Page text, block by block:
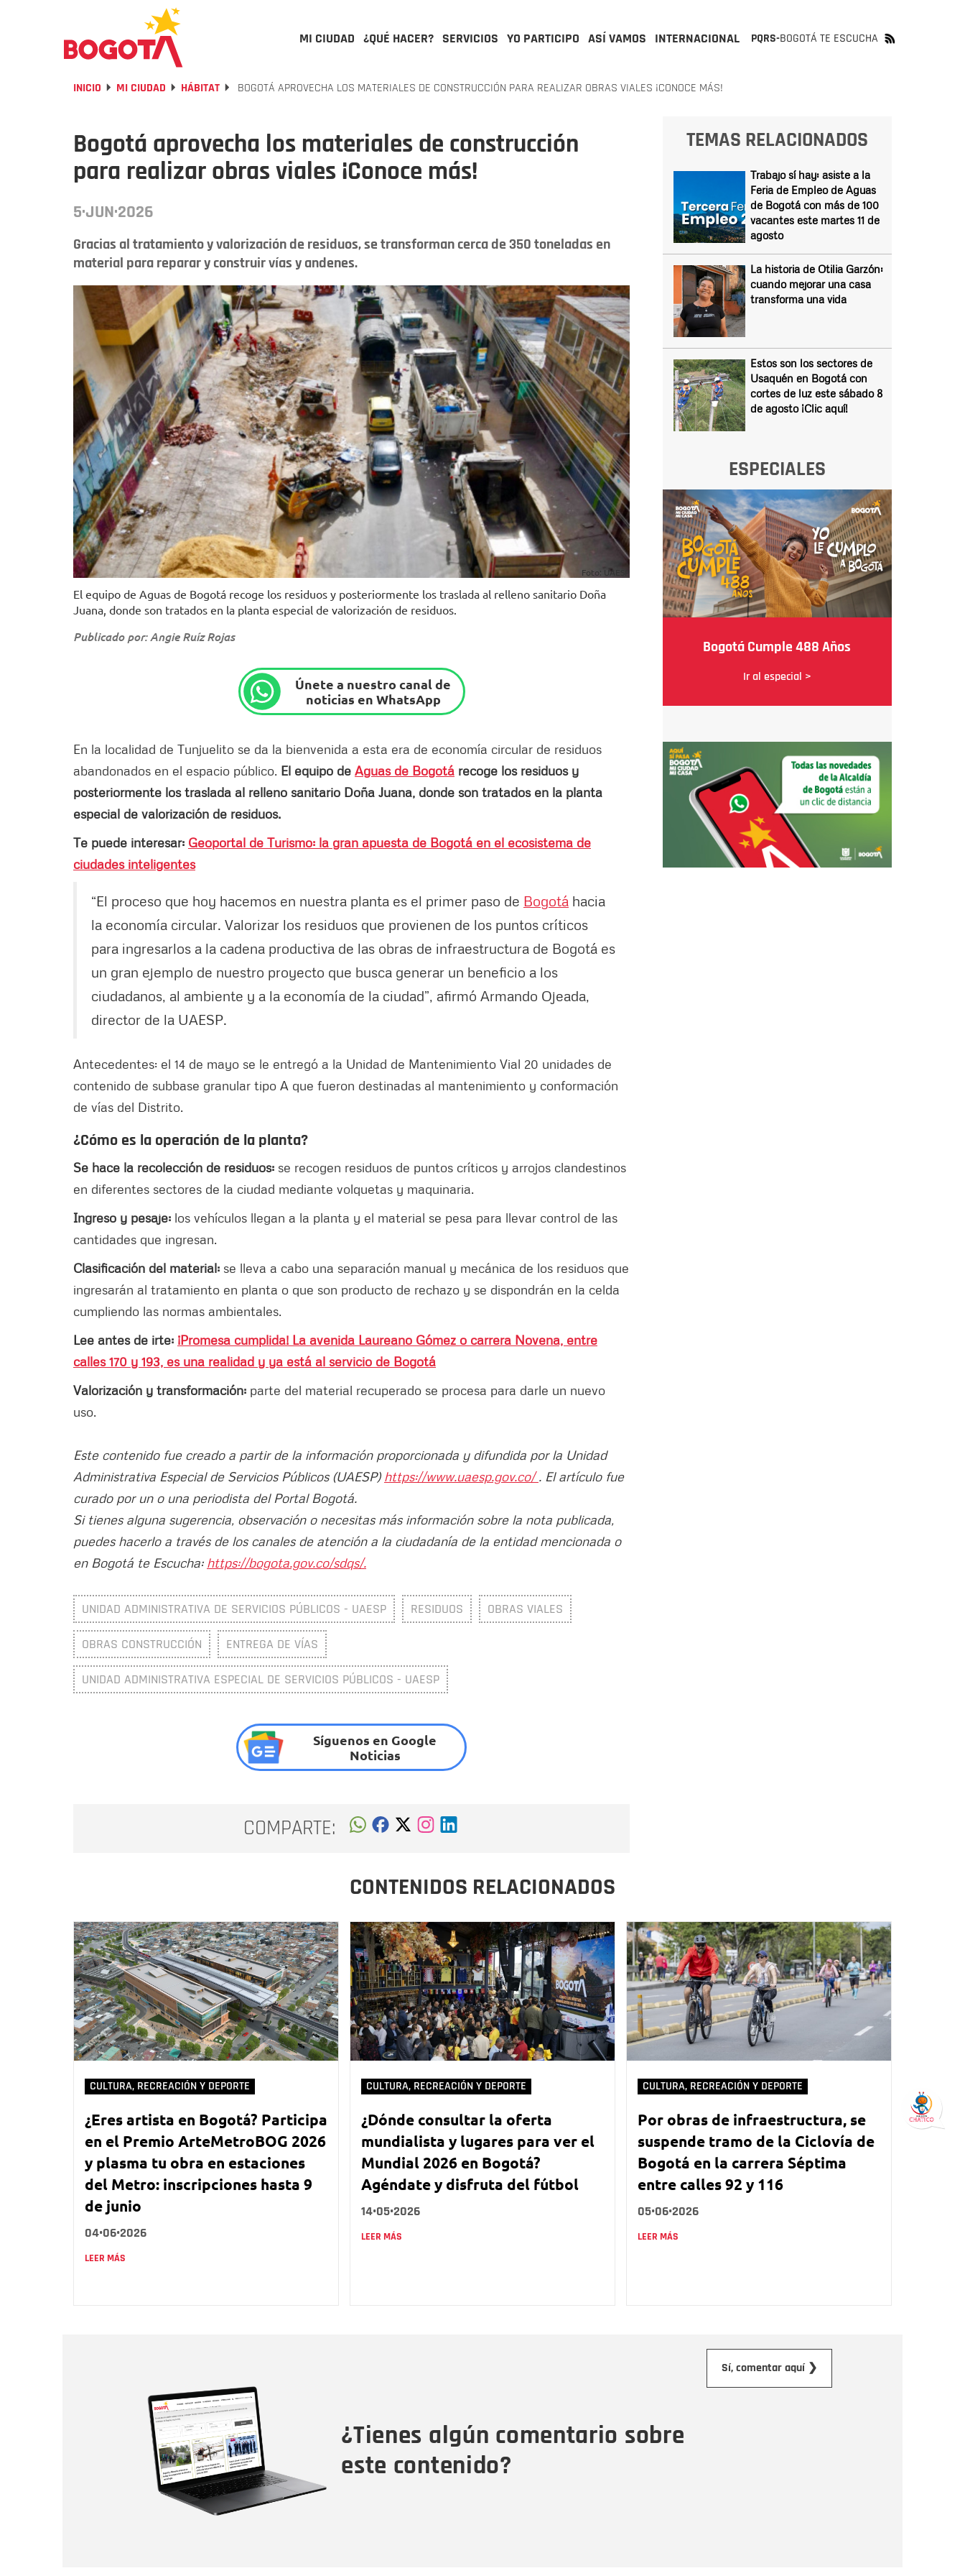
MI CIUDAD ¿QUÉ HACER? SERVICIOS YO PARTICIPO ASÍ VAMOS INTERNACIONAL PQRS-BOGOTÁ TE ESCUCHA
INICIO MI CIUDAD HÁBITAT BOGOTÁ APROVECHA LOS MATERIALES DE CONSTRUCCIÓN PARA REALIZAR OBRAS VIALES ¡CONOCE MÁS!
Bogotá aprovecha los materiales de construcción
para realizar obras viales ¡Conoce más!
5·JUN·2026
Gracias al tratamiento y valorización de residuos, se transforman cerca de 350 toneladas en
material para reparar y construir vías y andenes.
Foto: UAESP
El equipo de Aguas de Bogotá recoge los residuos y posteriormente los traslada al relleno sanitario Doña
Juana, donde son tratados en la planta especial de valorización de residuos.
Publicado por: Angie Ruíz Rojas
Únete a nuestro canal de
noticias en WhatsApp
En la localidad de Tunjuelito se da la bienvenida a esta era de economía circular de residuos
abandonados en el espacio público. El equipo de Aguas de Bogotá recoge los residuos y
posteriormente los traslada al relleno sanitario Doña Juana, donde son tratados en la planta
especial de valorización de residuos.
Te puede interesar: Geoportal de Turismo: la gran apuesta de Bogotá en el ecosistema de
ciudades inteligentes
“El proceso que hoy hacemos en nuestra planta es el primer paso de Bogotá hacia
la economía circular. Valorizar los residuos que provienen de los puntos críticos
para ingresarlos a la cadena productiva de las obras de infraestructura de Bogotá es
un gran ejemplo de nuestro proyecto que busca generar un beneficio a los
ciudadanos, al ambiente y a la economía de la ciudad”, afirmó Armando Ojeada,
director de la UAESP.
Antecedentes: el 14 de mayo se le entregó a la Unidad de Mantenimiento Vial 20 unidades de
contenido de subbase granular tipo A que fueron destinadas al mantenimiento y conformación
de vías del Distrito.
¿Cómo es la operación de la planta?
Se hace la recolección de residuos: se recogen residuos de puntos críticos y arrojos clandestinos
en diferentes sectores de la ciudad mediante volquetas y maquinaria.
Ingreso y pesaje: los vehículos llegan a la planta y el material se pesa para llevar control de las
cantidades que ingresan.
Clasificación del material: se lleva a cabo una separación manual y mecánica de los residuos que
ingresarán al tratamiento en planta o que son producto de rechazo y se dispondrán en la celda
cumpliendo las normas ambientales.
Lee antes de irte: ¡Promesa cumplida! La avenida Laureano Gómez o carrera Novena, entre
calles 170 y 193, es una realidad y ya está al servicio de Bogotá
Valorización y transformación: parte del material recuperado se procesa para darle un nuevo
uso.
Este contenido fue creado a partir de la información proporcionada y difundida por la Unidad
Administrativa Especial de Servicios Públicos (UAESP) https://www.uaesp.gov.co/. El artículo fue
curado por un o una periodista del Portal Bogotá.
Si tienes alguna sugerencia, observación o necesitas más información sobre la nota publicada,
puedes hacerlo a través de los canales de atención a la ciudadanía de la entidad mencionada o
en Bogotá te Escucha: https://bogota.gov.co/sdqs/.
UNIDAD ADMINISTRATIVA DE SERVICIOS PÚBLICOS - UAESP RESIDUOS OBRAS VIALES
OBRAS CONSTRUCCIÓN ENTREGA DE VÍAS
UNIDAD ADMINISTRATIVA ESPECIAL DE SERVICIOS PÚBLICOS - UAESP
Síguenos en Google
Noticias
COMPARTE:
TEMAS RELACIONADOS
Trabajo sí hay: asiste a la
Feria de Empleo de Aguas
de Bogotá con más de 100
vacantes este martes 11 de
agosto
La historia de Otilia Garzón:
cuando mejorar una casa
transforma una vida
Estos son los sectores de
Usaquén en Bogotá con
cortes de luz este sábado 8
de agosto ¡Clic aquí!
ESPECIALES
Bogotá Cumple 488 Años
Ir al especial >
CONTENIDOS RELACIONADOS
CULTURA, RECREACIÓN Y DEPORTE
¿Eres artista en Bogotá? Participa
en el Premio ArteMetroBOG 2026
y plasma tu obra en estaciones
del Metro: inscripciones hasta 9
de junio
04•06•2026
LEER MÁS
CULTURA, RECREACIÓN Y DEPORTE
¿Dónde consultar la oferta
mundialista y lugares para ver el
Mundial 2026 en Bogotá?
Agéndate y disfruta del fútbol
14•05•2026
LEER MÁS
CULTURA, RECREACIÓN Y DEPORTE
Por obras de infraestructura, se
suspende tramo de la Ciclovía de
Bogotá en la carrera Séptima
entre calles 92 y 116
05•06•2026
LEER MÁS
¿Tienes algún comentario sobre
este contenido?
Sí, comentar aquí ❯